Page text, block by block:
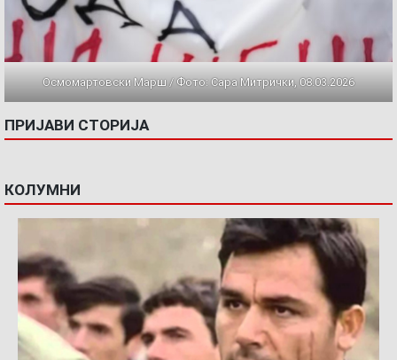
Осмомартовски Марш / Фото: Сара Митрички, 08.03.2026
ПРИЈАВИ СТОРИЈА
КОЛУМНИ